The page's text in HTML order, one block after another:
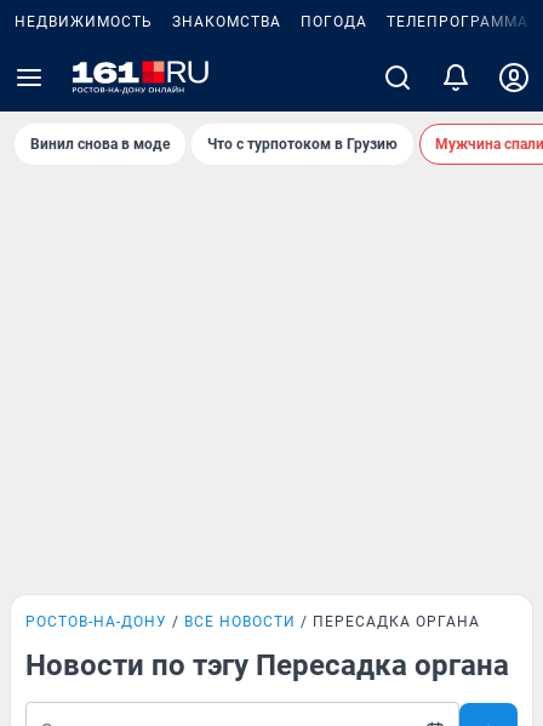
НЕДВИЖИМОСТЬ ЗНАКОМСТВА ПОГОДА ТЕЛЕПРОГРАММА
Винил снова в моде Что с турпотоком в Грузию Мужчина
РОСТОВ-НА-ДОНУ ВСЕ НОВОСТИ ПЕРЕСАДКА ОРГАНА
Новости по тэгу Пересадка органа